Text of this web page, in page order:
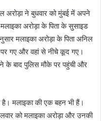
अरोड़ा ने बुधवार को मुंबई में अपने
अरोड़ा के पिता के सुसाइड
मलाइका अरोड़ा के पिता अनिल
गए और वहां से नीचे कूद गए।
के बाद पुलिस मौके पर पहुंची और
है। मलाइका की एक बहन भी हैं।
को मलाइका अरोड़ा और उनकी